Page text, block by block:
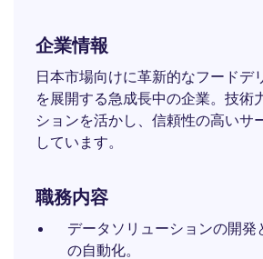
企業情報
日本市場向けに革新的なフードデ
を展開する急成長中の企業。技術
ションを活かし、信頼性の高いサ
しています。
職務内容
データソリューションの開発
の自動化。